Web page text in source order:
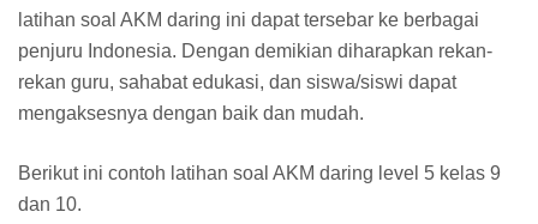
latihan soal AKM daring ini dapat tersebar ke berbagai
penjuru Indonesia. Dengan demikian diharapkan rekan-
rekan guru, sahabat edukasi, dan siswa/siswi dapat
mengaksesnya dengan baik dan mudah.
Berikut ini contoh latihan soal AKM daring level 5 kelas 9
dan 10.